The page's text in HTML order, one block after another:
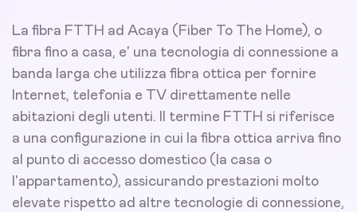
La fibra FTTH ad Acaya (Fiber To The Home), o
fibra fino a casa, e' una tecnologia di connessione a
banda larga che utilizza fibra ottica per fornire
Internet, telefonia e TV direttamente nelle
abitazioni degli utenti. Il termine FTTH si riferisce
a una configurazione in cui la fibra ottica arriva fino
al punto di accesso domestico (la casa o
l'appartamento), assicurando prestazioni molto
elevate rispetto ad altre tecnologie di connessione,